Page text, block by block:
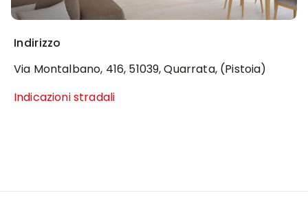
Indirizzo
Via Montalbano, 416, 51039, Quarrata, (Pistoia)
Indicazioni stradali